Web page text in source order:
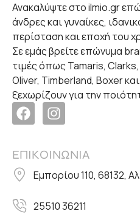
Ανακαλύψτε στο ilmio.gr
άνδρες και γυναίκες,
περίσταση και εποχή του
Σε εμάς βρείτε επώνυμα
τιμές όπως Tamaris,
Oliver, Timberland, Boxer
ξεχωρίζουν για την
ΕΠΙΚΟΙΝΩΝΙΑ
Εμπορίου 110, 68132,
25510 36211